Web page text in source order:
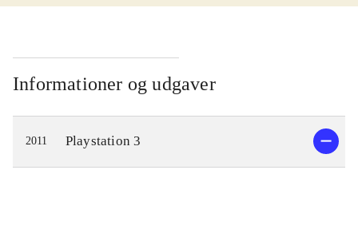
der sætter den nedre aldersgrænse til
samt engelsk sprog.
The tomb raider trilogy er en samling
af tre Lora Croft spil: Tomb raider -
legend, Tomb raider - anniversary, og
Tomb raider underworld. Som Lara
Croft styrer man rundt i ruiner og
Informationer og udgaver
2011 Playstation 3